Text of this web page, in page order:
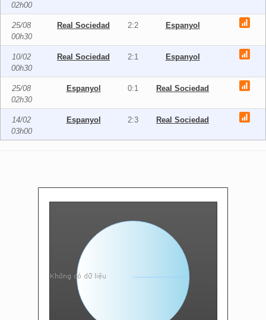
02h00
25/08
00h30
Real Sociedad 2:2 Espanyol
10/02
00h30
Real Sociedad 2:1 Espanyol
25/08
02h30
Espanyol 0:1 Real Sociedad
14/02
03h00
Espanyol 2:3 Real Sociedad